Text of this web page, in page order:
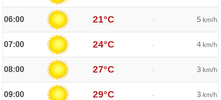
06:00 21°C - 5 km/h
07:00 24°C - 4 km/h
08:00 27°C - 3 km/h
09:00 29°C - 3 km/h